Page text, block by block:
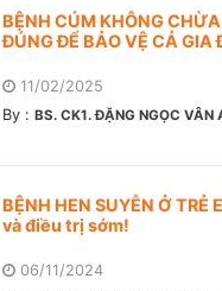
BỆNH CÚM KHÔNG
ĐÚNG ĐỂ BẢO VỆ CẢ GIA
11/02/2025
By : BS. CK1. ĐẶNG NGỌC VÂN
BỆNH HEN SUYỄN Ở TRẺ
và điều trị sớm!
06/11/2024